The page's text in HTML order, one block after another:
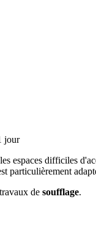
jour
espaces difficiles
particulièrement
de soufflage.